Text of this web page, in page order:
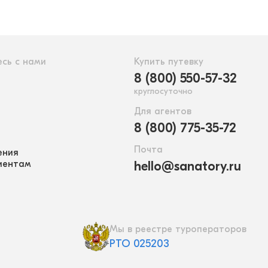
с нами Купить путевку
8 (800) 550-57-32
круглосуточно
Для агентов
8 (800) 775-35-72
Почта
hello@sanatory.ru
Мы в реестре туроператоров
РТО 025203